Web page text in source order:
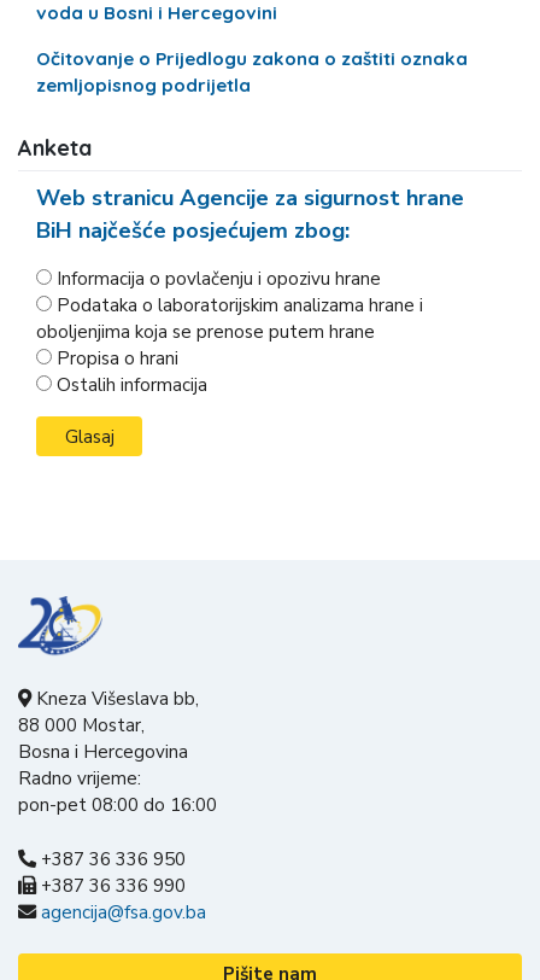
voda u Bosni i Hercegovini
Očitovanje o Prijedlogu zakona o zaštiti oznaka
zemljopisnog podrijetla
Anketa
Web stranicu Agencije za sigurnost hrane
BiH najčešće posjećujem zbog:
Informacija o povlačenju i opozivu hrane
Podataka o laboratorijskim analizama hrane i
oboljenjima koja se prenose putem hrane
Propisa o hrani
Ostalih informacija
Kneza Višeslava bb,
88 000 Mostar,
Bosna i Hercegovina
Radno vrijeme:
pon-pet 08:00 do 16:00
+387 36 336 950
+387 36 336 990
agencija@fsa.gov.ba
Pišite nam